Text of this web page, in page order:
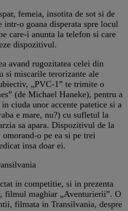
femeia, insotita de sot si de
o goana disperata spre locul
care-i anunta la telefon si care
dispozitivul.
avand rugozitatea celei din
si miscarile terorizante ale
„PVC-1” te trimite o
(de Michael Haneke), pentru a
ciuda unor accente patetice si a
e mare, nu?) cu sufletul la
sa apara. Dispozitivul de la
o pe ea si pe trei
insa doar ei.
in competitie, si in prezenta
filmul maghiar „Aventurierii”. O
filmata in Transilvania, despre